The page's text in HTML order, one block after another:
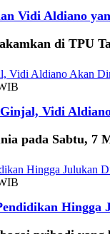
Vidi Aldiano
di TPU
Vidi
pada Sabtu, 7
Hingga